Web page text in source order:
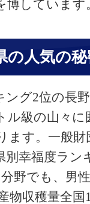
博しています
の人気の
ング2位の長
ル級の山々
ます。一般財
別幸福度ラ
野でも、男
物収穫量全